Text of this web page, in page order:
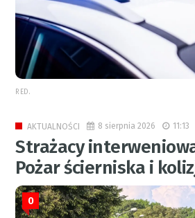
RED.
AKTUALNOŚCI 8 sierpnia 2026 11:13
Strażacy
Pożar ścierniska i
0